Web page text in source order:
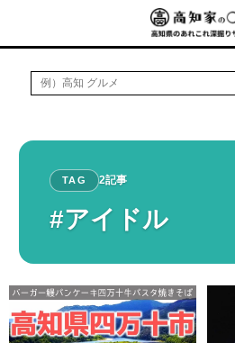
TAG 2記事
#アイドル